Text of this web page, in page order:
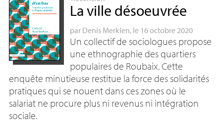
La ville désoeuvrée
par Denis Merklen, le 16 octobre 2020
Un collectif de sociologues propose
une ethnographie des quartiers
populaires de Roubaix. Cette
enquête minutieuse restitue la force des solidarités
pratiques qui se nouent dans ces zones où le
salariat ne procure plus ni revenus ni intégration
sociale.